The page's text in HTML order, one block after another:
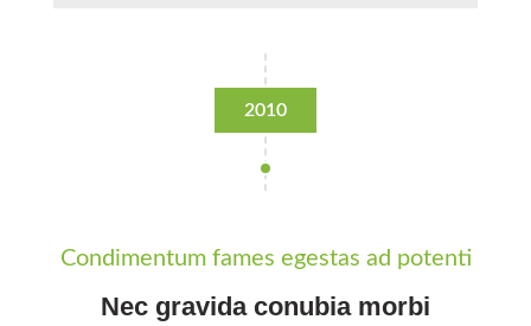
2010
Condimentum fames egestas ad potenti
Nec gravida conubia morbi